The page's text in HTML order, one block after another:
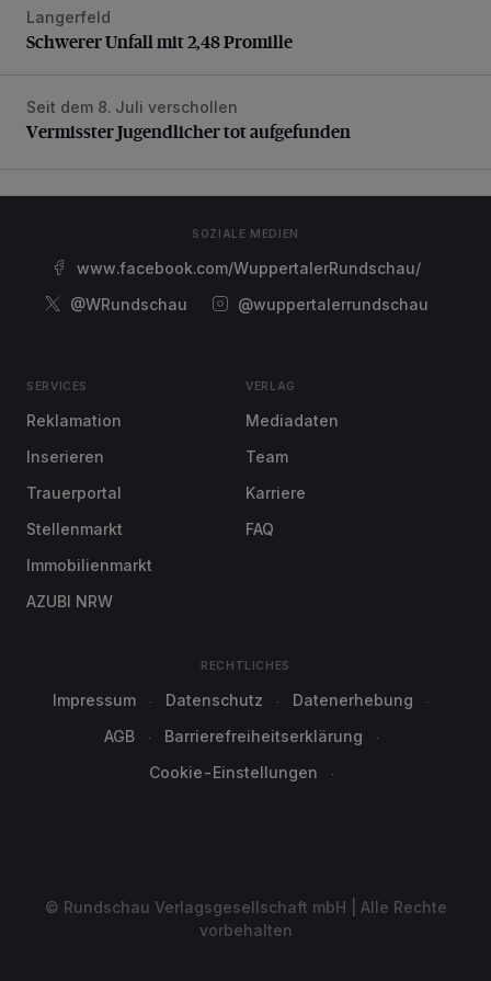
Schwerer Unfall mit 2,48 Promille
Langerfeld
Schwerer Unfall mit 2,48 Promille
Vermisster Jugendlicher tot aufgefunden
Seit dem 8. Juli verschollen
Vermisster Jugendlicher tot aufgefunden
SOZIALE MEDIEN
www.facebook.com/WuppertalerRundschau/
@WRundschau
@wuppertalerrundschau
SERVICES
Reklamation
Inserieren
Trauerportal
Stellenmarkt
Immobilienmarkt
AZUBI NRW
VERLAG
Mediadaten
Team
Karriere
FAQ
RECHTLICHES
Impressum Datenschutz
Datenerhebung
AGB
Barrierefreiheitserklärung
Cookie-Einstellungen
© Rundschau Verlagsgesellschaft mbH | Alle Rechte
vorbehalten